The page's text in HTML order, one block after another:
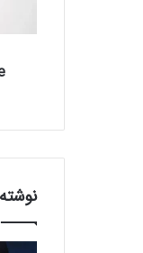
ش
ب‌
ر
ی‌
ه